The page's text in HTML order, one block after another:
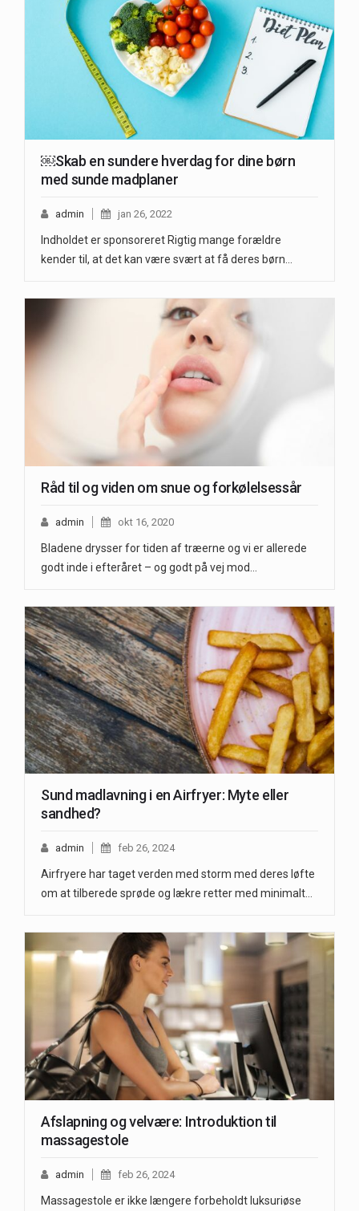
￼Skab en sundere hverdag for dine børn
med sunde madplaner
admin jan 26, 2022
Indholdet er sponsoreret Rigtig mange forældre
kender til, at det kan være svært at få deres børn…
Råd til og viden om snue og forkølelsessår
admin okt 16, 2020
Bladene drysser for tiden af træerne og vi er allerede
godt inde i efteråret – og godt på vej mod…
Sund madlavning i en Airfryer: Myte eller
sandhed?
admin feb 26, 2024
Airfryere har taget verden med storm med deres løfte
om at tilberede sprøde og lækre retter med minimalt…
Afslapning og velvære: Introduktion til
massagestole
admin feb 26, 2024
Massagestole er ikke længere forbeholdt luksuriøse